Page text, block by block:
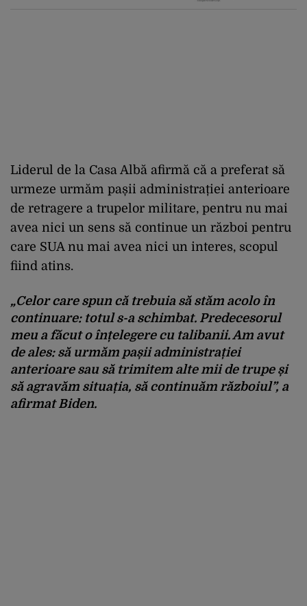
Liderul de la Casa Albă afirmă că a preferat să
urmeze urmăm pașii administrației anterioare
de retragere a trupelor militare, pentru nu mai
avea nici un sens să continue un război pentru
care SUA nu mai avea nici un interes, scopul
fiind atins.
„Celor care spun că trebuia să stăm acolo în
continuare: totul s-a schimbat. Predecesorul
meu a făcut o înțelegere cu talibanii. Am avut
de ales: să urmăm pașii administrației
anterioare sau să trimitem alte mii de trupe și
să agravăm situația, să continuăm războiul”, a
afirmat Biden.